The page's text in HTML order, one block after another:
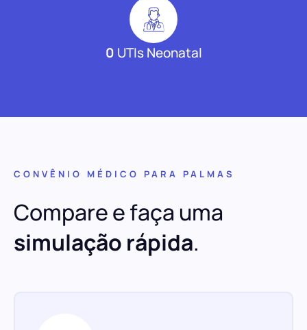
0 UTIs Neonatal
CONVÊNIO MÉDICO PARA PALMAS
Compare e faça uma
simulação rápida.